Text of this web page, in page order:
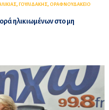
, ΓΟΥΛΙΔΑΚΗΣ, ΟΡΑΦΝΟΥΔΑΚΕΙΟ
ηλικιωμένων στο μη